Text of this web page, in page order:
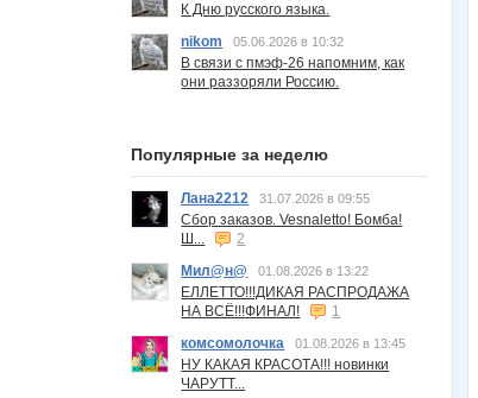
К Дню русского языка.
nikom
05.06.2026 в 10:32
В связи с пмэф-26 напомним, как
они раззоряли Россию.
Популярные за неделю
Лана2212 31.07.2026 в 09:55
Сбор заказов. Vesnaletto! Бомба!
Ш...
2
Мил@н@
01.08.2026 в 13:22
ЕЛЛЕТТО!!!ДИКАЯ РАСПРОДАЖА
НА ВСЁ!!!ФИНАЛ!
1
комсомолочка
01.08.2026 в 13:45
НУ КАКАЯ КРАСОТА!!! новинки
ЧАРУТТ...